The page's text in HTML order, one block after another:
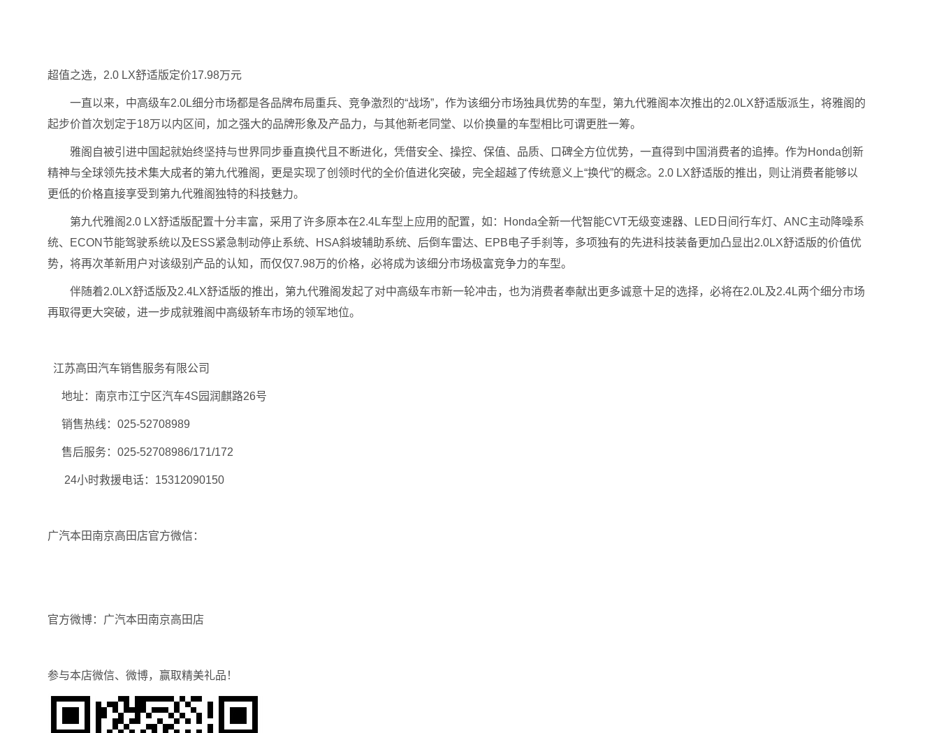
超值之选，2.0 LX舒适版定价17.98万元
一直以来，中高级车2.0L细分市场都是各品牌布局重兵、竞争激烈的“战场”，作为该细分市场独具优势的车型，第九代雅阁本次推出的2.0LX舒适版派生，将雅阁的
起步价首次划定于18万以内区间，加之强大的品牌形象及产品力，与其他新老同堂、以价换量的车型相比可谓更胜一筹。
雅阁自被引进中国起就始终坚持与世界同步垂直换代且不断进化，凭借安全、操控、保值、品质、口碑全方位优势，一直得到中国消费者的追捧。作为Honda创新
精神与全球领先技术集大成者的第九代雅阁，更是实现了创领时代的全价值进化突破，完全超越了传统意义上“换代”的概念。2.0 LX舒适版的推出，则让消费者能够以
更低的价格直接享受到第九代雅阁独特的科技魅力。
第九代雅阁2.0 LX舒适版配置十分丰富，采用了许多原本在2.4L车型上应用的配置，如：Honda全新一代智能CVT无级变速器、LED日间行车灯、ANC主动降噪系
统、ECON节能驾驶系统以及ESS紧急制动停止系统、HSA斜坡辅助系统、后倒车雷达、EPB电子手刹等，多项独有的先进科技装备更加凸显出2.0LX舒适版的价值优
势，将再次革新用户对该级别产品的认知，而仅仅7.98万的价格，必将成为该细分市场极富竞争力的车型。
伴随着2.0LX舒适版及2.4LX舒适版的推出，第九代雅阁发起了对中高级车市新一轮冲击，也为消费者奉献出更多诚意十足的选择，必将在2.0L及2.4L两个细分市场
再取得更大突破，进一步成就雅阁中高级轿车市场的领军地位。
江苏高田汽车销售服务有限公司
地址：南京市江宁区汽车4S园润麒路26号
销售热线：025-52708989
售后服务：025-52708986/171/172
24小时救援电话：15312090150
广汽本田南京高田店官方微信：
官方微博：广汽本田南京高田店
参与本店微信、微博，赢取精美礼品！